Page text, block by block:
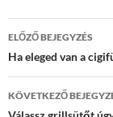
Bejegyzés
navigáció
ELŐZŐ BEJEGYZÉS
Ha eleged van a
KÖVETKEZŐ